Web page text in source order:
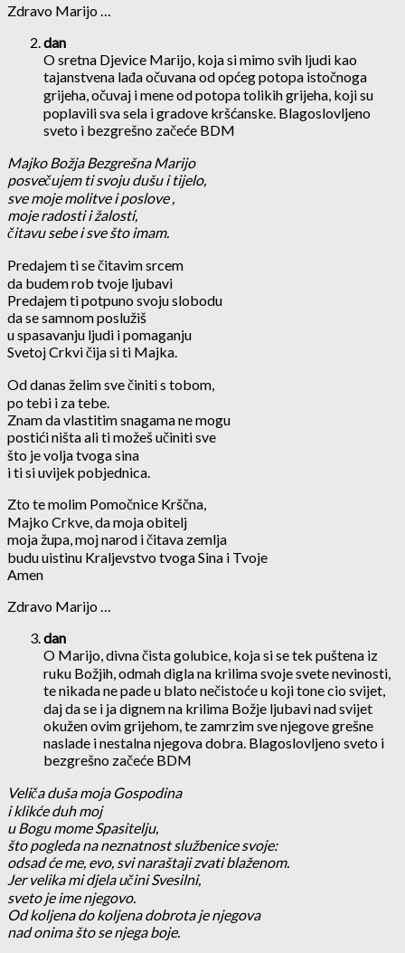
Zdravo Marijo …
dan
O sretna Djevice Marijo, koja si mimo svih ljudi kao
tajanstvena lađa očuvana od općeg potopa istočnoga
grijeha, očuvaj i mene od potopa tolikih grijeha, koji su
poplavili sva sela i gradove kršćanske. Blagoslovljeno
sveto i bezgrešno začeće BDM
Majko Božja Bezgrešna Marijo
posvečujem ti svoju dušu i tijelo,
sve moje molitve i poslove ,
moje radosti i žalosti,
čitavu sebe i sve što imam.
Predajem ti se čitavim srcem
da budem rob tvoje ljubavi
Predajem ti potpuno svoju slobodu
da se samnom poslužiš
u spasavanju ljudi i pomaganju
Svetoj Crkvi čija si ti Majka.
Od danas želim sve činiti s tobom,
po tebi i za tebe.
Znam da vlastitim snagama ne mogu
postići ništa ali ti možeš učiniti sve
što je volja tvoga sina
i ti si uvijek pobjednica.
Zto te molim Pomočnice Krščna,
Majko Crkve, da moja obitelj
moja župa, moj narod i čitava zemlja
budu uistinu Kraljevstvo tvoga Sina i Tvoje
Amen
Zdravo Marijo …
dan
O Marijo, divna čista golubice, koja si se tek puštena iz
ruku Božjih, odmah digla na krilima svoje svete nevinosti,
te nikada ne pade u blato nečistoće u koji tone cio svijet,
daj da se i ja dignem na krilima Božje ljubavi nad svijet
okužen ovim grijehom, te zamrzim sve njegove grešne
naslade i nestalna njegova dobra. Blagoslovljeno sveto i
bezgrešno začeće BDM
Veliča duša moja Gospodina
i klikće duh moj
u Bogu mome Spasitelju,
što pogleda na neznatnost službenice svoje:
odsad će me, evo, svi naraštaji zvati blaženom.
Jer velika mi djela učini Svesilni,
sveto je ime njegovo.
Od koljena do koljena dobrota je njegova
nad onima što se njega boje.